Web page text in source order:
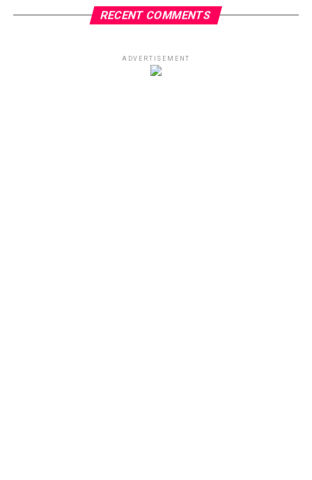
RECENT COMMENTS
ADVERTISEMENT